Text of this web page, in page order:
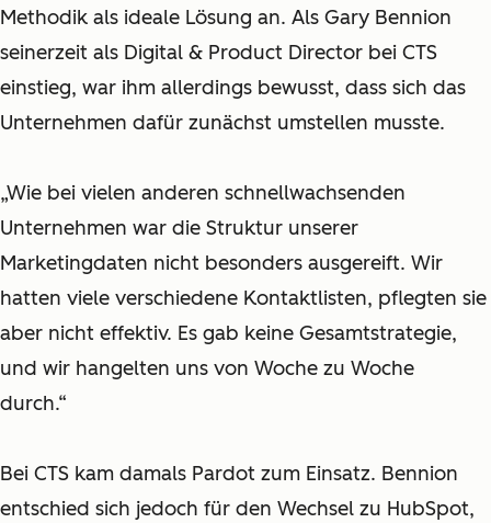
Methodik als ideale Lösung an. Als Gary Bennion
seinerzeit als Digital & Product Director bei CTS
einstieg, war ihm allerdings bewusst, dass sich das
Unternehmen dafür zunächst umstellen musste.
„Wie bei vielen anderen schnellwachsenden
Unternehmen war die Struktur unserer
Marketingdaten nicht besonders ausgereift. Wir
hatten viele verschiedene Kontaktlisten, pflegten sie
aber nicht effektiv. Es gab keine Gesamtstrategie,
und wir hangelten uns von Woche zu Woche
durch.“
Bei CTS kam damals Pardot zum Einsatz. Bennion
entschied sich jedoch für den Wechsel zu HubSpot,